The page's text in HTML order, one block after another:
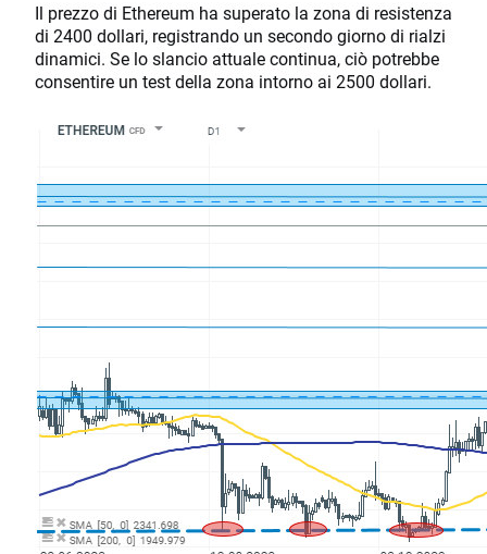
Il prezzo di Ethereum ha superato la zona di resistenza
di 2400 dollari, registrando un secondo giorno di rialzi
dinamici. Se lo slancio attuale continua, ciò potrebbe
consentire un test della zona intorno ai 2500 dollari.